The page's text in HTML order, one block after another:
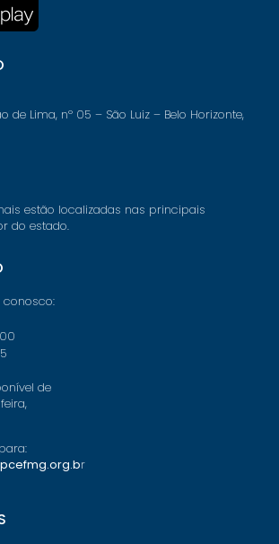
de Lima, nº 05 – São Luiz – Belo Horizonte,
estão localizadas nas principais
do estado.
conosco:
de
r